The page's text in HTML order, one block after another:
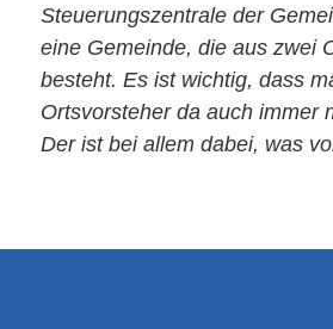
Steuerungszentrale der
eine Gemeinde, die aus zwei
besteht. Es ist wichtig, dass
Ortsvorsteher da auch immer
Der ist bei allem dabei, was